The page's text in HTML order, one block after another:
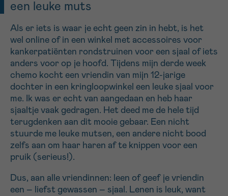
een leuke muts
Als er iets is waar je echt geen zin in hebt, is het
wel online of in een winkel met accessoires voor
kankerpatiënten rondstruinen voor een sjaal of iets
anders voor op je hoofd. Tijdens mijn derde week
chemo kocht een vriendin van mijn 12-jarige
dochter in een kringloopwinkel een leuke sjaal voor
me. Ik was er echt van aangedaan en heb haar
sjaaltje vaak gedragen. Het deed me de hele tijd
terugdenken aan dit mooie gebaar. Een nicht
stuurde me leuke mutsen, een andere nicht bood
zelfs aan om haar haren af te knippen voor een
pruik (serieus!).
Dus, aan alle vriendinnen: leen of geef je vriendin
een – liefst gewassen – sjaal. Lenen is leuk, want